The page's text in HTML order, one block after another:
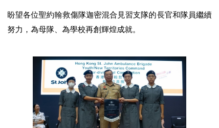
盼望各位聖約翰救傷隊迦密混合見習支隊的長官和隊員繼續
努力，為母隊、為學校再創輝煌成就。